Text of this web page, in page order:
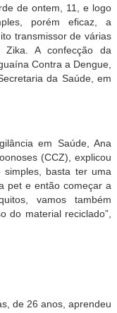
de ontem, 11, e logo
porém eficaz, a
transmissor de várias
Zika. A confecção da
Contra a Dengue,
da Saúde, em
em Saúde, Ana
(CCZ), explicou
simples, basta ter uma
pet e então começar a
vamos também
do material reciclado”,
de 26 anos, aprendeu